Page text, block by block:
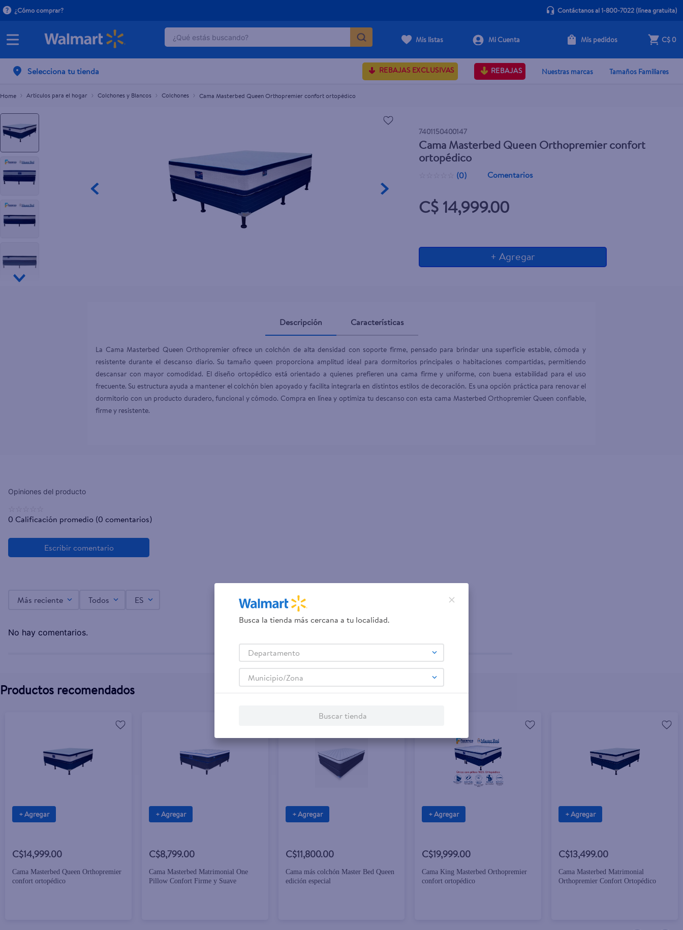
¿Cómo comprar? Contáctanos al 1-800-7022(línea gratuita)
¿Qué estás buscando?
Mis listas Mis pedidos C$ 0
Selecciona tu tienda REBAJAS EXCLUSIVAS REBAJAS Nuestras marcas Tamaños Familiares
Artículos para el hogar Colchones y Blancos Colchones Cama Masterbed Queen Orthopremier confort ortopédico
7401150400147
Cama Masterbed Queen Orthopremier confort
ortopédico
(0) Comentarios
C$ 14,999.00
+ Agregar
Cama Masterbed Queen Orthopremier confort ortopédico
C$14,999.00 + Agregar
Descripción Características
La Cama Masterbed Queen Orthopremier ofrece un colchón de alta densidad con soporte firme, pensado para brindar una superficie estable, cómoda y
resistente durante el descanso diario. Su tamaño queen proporciona amplitud ideal para dormitorios principales o habitaciones compartidas, permitiendo
descansar con mayor comodidad. El diseño ortopédico está orientado a quienes prefieren una cama firme y uniforme, con buena estabilidad para el uso
frecuente. Su estructura ayuda a mantener el colchón bien apoyado y facilita integrarla en distintos estilos de decoración. Es una opción práctica para renovar el
dormitorio con un producto duradero, funcional y cómodo. Compra en línea y optimiza tu descanso con esta cama Masterbed Orthopremier Queen confiable,
firme y resistente.
0 Calificación promedio (0 comentarios)
Más reciente Todos ES
No hay comentarios.
Productos recomendados
+ Agregar
C$14,999.00
Cama Masterbed Queen Orthopremier
confort ortopédico
+ Agregar
C$8,799.00
Cama Masterbed Matrimonial One
Pillow Confort Firme y Suave
+ Agregar
C$11,800.00
Cama más colchón Master Bed Queen
edición especial
+ Agregar
C$19,999.00
Cama King Masterbed Orthopremier
confort ortopédico
+ Agregar
C$13,499.00
Cama Masterbed Matrimonial
Orthopremier Confort Ortopédico
Busca la tienda más cercana a tu localidad.
Departamento
Municipio/Zona
Buscar tienda
TÉRMINOS MÁS BUSCADOS
6.
7.
aceite
8.
venus gillette